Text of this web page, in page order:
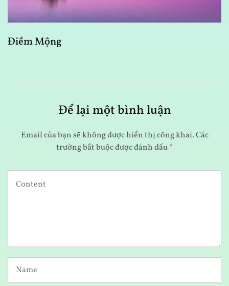
Điềm Mộng
Để lại một bình luận
Email của bạn sẽ không được hiển thị công khai.Các
trường bắt buộc được đánh dấu*